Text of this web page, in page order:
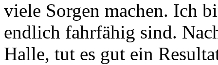
viele Sorgen machen. Ich
endlich fahrfähig sind.
Halle, tut es gut ein